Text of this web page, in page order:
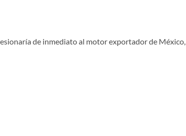
de inmediato al motor exportador de México,